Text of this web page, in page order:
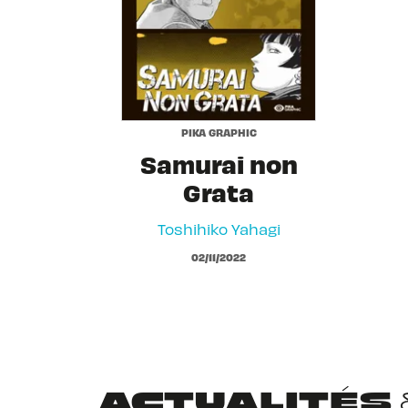
PIKA GRAPHIC
Samurai non
Grata
Toshihiko Yahagi
02/11/2022